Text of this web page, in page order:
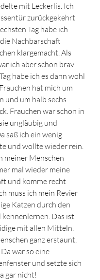
mit Leckerlis. Ich
zurückgekehrt
Tag habe ich
Nachbarschaft
klargemacht. Als
ich aber schon brav
habe ich es dann wohl
hat mich um
und um halb sechs
Frauchen war schon in
ungläubig und
saß ich ein wenig
und wollte wieder rein.
meiner Menschen
mal wieder meine
und komme recht
muss ich mein Revier
Katzen durch den
Das ist
mit allen Mitteln.
ganz erstaunt,
war so eine
und setzte sich
gar nicht!